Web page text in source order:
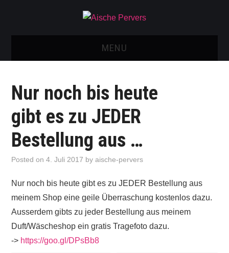
MENU
NEU: AISCHE SHOP!
TELEGRAM GRUPPE
BOOKING / KONTAKT
IMPRESSUM
Nur noch bis heute
gibt es zu JEDER
Bestellung aus …
Posted on4. Juli 2017 byaische-pervers
Nur noch bis heute gibt es zu JEDER Bestellung aus
meinem Shop eine geile Überraschung kostenlos dazu.
Ausserdem gibts zu jeder Bestellung aus meinem
Duft/Wäscheshop ein gratis Tragefoto dazu.
-> https://goo.gl/DPsBb8